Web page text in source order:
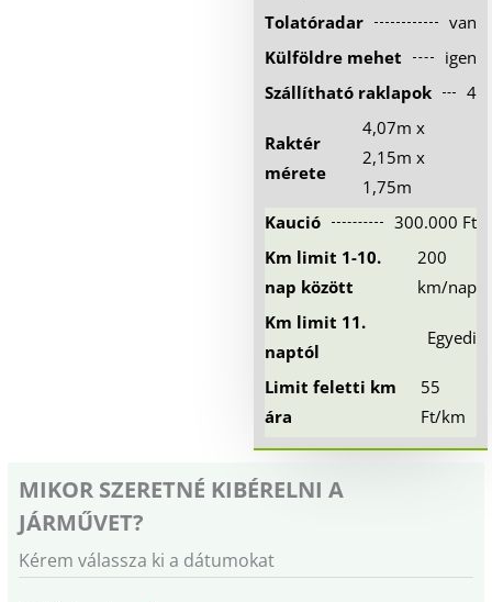
Tolatóradar
van
Külföldre mehet
igen
Szállítható raklapok
4
Raktér
mérete
4,07m x
2,15m x
1,75m
Kaució
300.000 Ft
Km limit 1-10.
nap között
200
km/nap
Km limit 11.
naptól
Egyedi
Limit feletti km
ára
55
Ft/km
MIKOR SZERETNÉ KIBÉRELNI A
JÁRMŰVET?
Kérem válassza ki a dátumokat